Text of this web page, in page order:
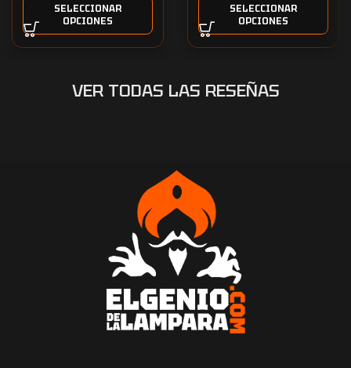
SELECCIONAR
OPCIONES
SELECCIONAR
OPCIONES
VER TODAS LAS RESEÑAS